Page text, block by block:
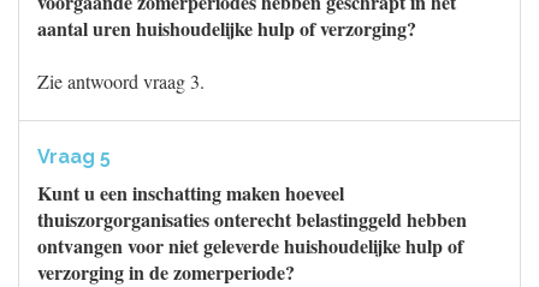
aantal uren huishoudelijke hulp of verzorging?
Zie antwoord vraag 3.
Vraag 5
Kunt u een inschatting maken hoeveel
thuiszorgorganisaties onterecht belastinggeld hebben
ontvangen voor niet geleverde huishoudelijke hulp of
verzorging in de zomerperiode?